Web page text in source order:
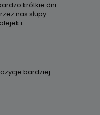
krótkie dni.
nas słupy
i
bardziej